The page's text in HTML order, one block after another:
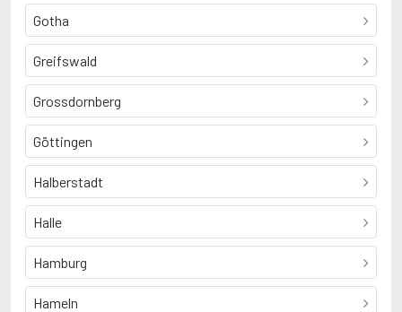
Gotha
Greifswald
Grossdornberg
Göttingen
Halberstadt
Halle
Hamburg
Hameln